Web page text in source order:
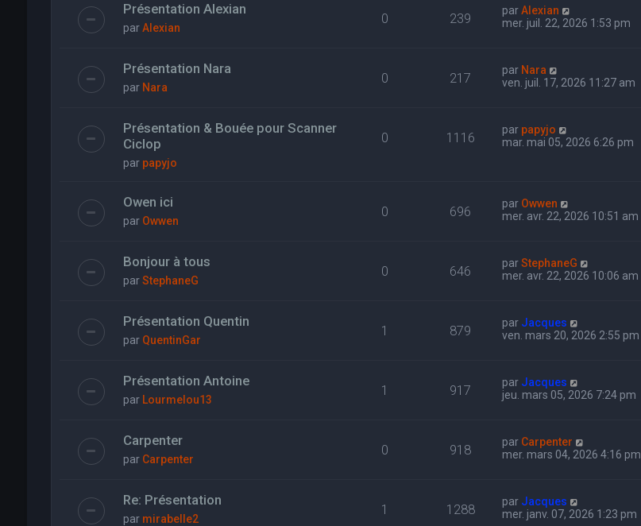
Présentation Alexian
parAlexian
0 239 parAlexian
mer. juil. 22, 2026 1:53 pm
Présentation Nara
par Nara
0 217 par Nara
ven. juil. 17, 2026 11:27 am
Présentation & Bouée pour Scanner
Ciclop
par papyjo
0 1116 par papyjo
mar. mai 05, 2026 6:26 pm
Owen ici
par Owwen
0 696 par Owwen
mer. avr. 22, 2026 10:51 am
Bonjour à tous
parStephaneG
0 646 parStephaneG
mer. avr. 22, 2026 10:06 am
Présentation Quentin
par QuentinGar
1 879 par Jacques
ven. mars 20, 2026 2:55 pm
Présentation Antoine
par Lourmelou13
1 917 par Jacques
jeu. mars 05, 2026 7:24 pm
Carpenter
par Carpenter
0 918 par Carpenter
mer. mars 04, 2026 4:16 pm
Re: Présentation
par mirabelle2
1 1288 par Jacques
mer. janv. 07, 2026 1:23 pm